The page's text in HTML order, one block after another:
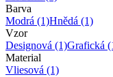
Barva
Modrá (1)Hnědá (1)
Vzor
Designová (1)Grafická
Material
Vliesová (1)